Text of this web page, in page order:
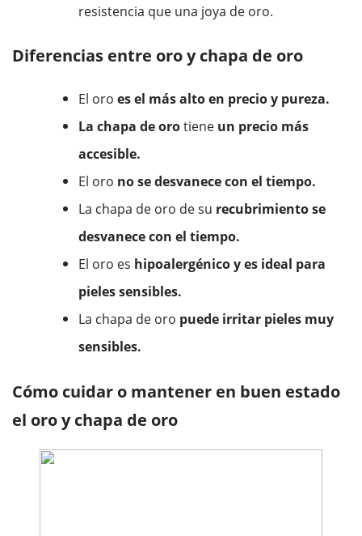
resistencia que una joya de oro.
Diferencias entre oro y chapa de oro
El oro es el más alto en precio y pureza.
La chapa de orotiene un precio más
accesible.
El oro no se desvanece con el tiempo.
La chapa de oro de su recubrimiento se
desvanece con el tiempo.
El oro es hipoalergénico y es ideal para
pieles sensibles.
La chapa de oro puede irritar pieles muy
sensibles.
Cómo cuidar o mantener en buen estado
el oro y chapa de oro